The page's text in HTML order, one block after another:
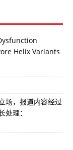
Helix Variants
场，报道内容经过
理：